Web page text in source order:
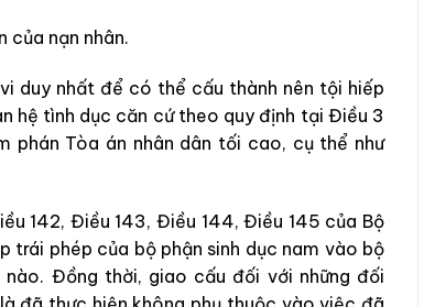
của nạn nhân.
duy nhất để có thể cấu thành nên tội hiếp
hệ tình dục căn cứ theo quy định tại Điều 3
phán Tòa án nhân dân tối cao, cụ thể như
142, Điều 143, Điều 144, Điều 145 của Bộ
trái phép của bộ phận sinh dục nam vào bộ
Đồng thời, giao cấu đối với những đối